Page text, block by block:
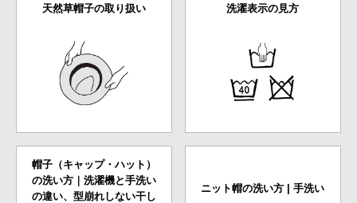
天然草帽子の取り扱い 洗濯表示の見方
帽子（キャップ・ハット）
の洗い方｜洗濯機と手洗い
の違い、型崩れしない干し
ニット帽の洗い方 | 手洗い